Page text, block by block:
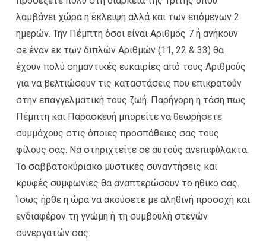
λαμβάνει χώρα η έκλειψη αλλά και των επόμενων 2
ημερών. Την Πέμπτη όσοι είναι Αριθμός 7 ή ανήκουν
σε έναν εκ των διπλών Αριθμών (11, 22 & 33) θα
έχουν πολύ σημαντικές ευκαιρίες από τους Αριθμούς
για να βελτιώσουν τις καταστάσεις που επικρατούν
στην επαγγελματική τους ζωή. Παρήγορη η τάση πως
Πέμπτη και Παρασκευή μπορείτε να θεωρήσετε
συμμάχους στις όποιες προσπάθειες σας τους
φίλους σας. Να στηριχτείτε σε αυτούς ανεπιφύλακτα.
Το σαββατοκύριακο μυστικές συναντήσεις και
κρυφές συμφωνίες θα αναπτερώσουν το ηθικό σας.
Ίσως ήρθε η ώρα να ακούσετε με αληθινή προσοχή και
ενδιαφέρον τη γνώμη ή τη συμβουλή στενών
συνεργατών σας.